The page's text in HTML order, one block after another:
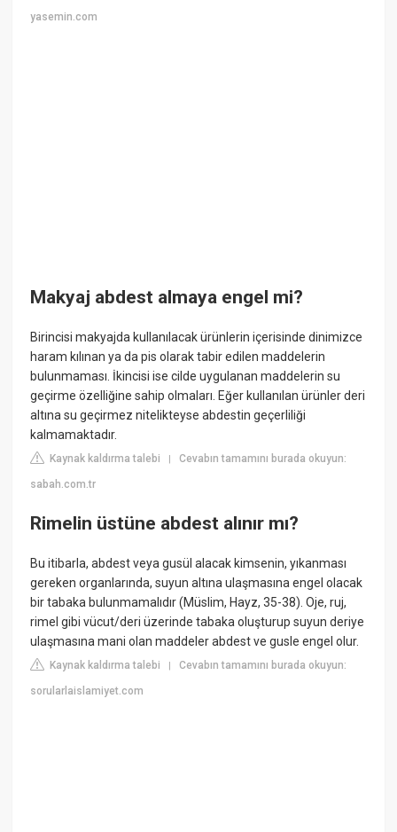
yasemin.com
Makyaj abdest almaya engel mi?
Birincisi makyajda kullanılacak ürünlerin içerisinde dinimizce
haram kılınan ya da pis olarak tabir edilen maddelerin
bulunmaması. İkincisi ise cilde uygulanan maddelerin su
geçirme özelliğine sahip olmaları. Eğer kullanılan ürünler deri
altına su geçirmez nitelikteyse abdestin geçerliliği
kalmamaktadır.
Kaynak kaldırma talebi |Cevabın tamamını burada okuyun:
sabah.com.tr
Rimelin üstüne abdest alınır mı?
Bu itibarla, abdest veya gusül alacak kimsenin, yıkanması
gereken organlarında, suyun altına ulaşmasına engel olacak
bir tabaka bulunmamalıdır (Müslim, Hayz, 35-38). Oje, ruj,
rimel gibi vücut/deri üzerinde tabaka oluşturup suyun deriye
ulaşmasına mani olan maddeler abdest ve gusle engel olur.
Kaynak kaldırma talebi |Cevabın tamamını burada okuyun:
sorularlaislamiyet.com